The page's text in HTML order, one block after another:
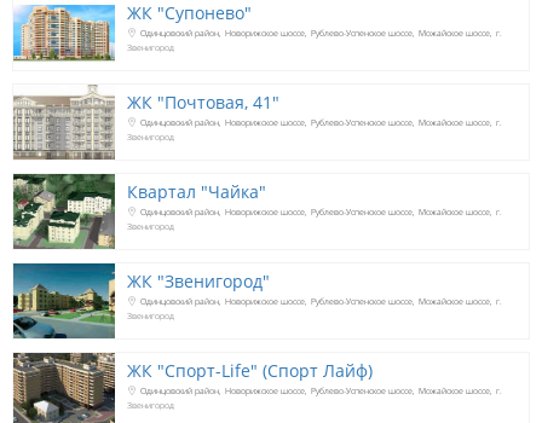
ЖК "Супонево"
Одинцовский район Новорижское шоссе Рублево-Успенское шоссе Можайское шоссе г.
Звенигород
ЖК "Почтовая, 41"
Одинцовский район Новорижское шоссе Рублево-Успенское шоссе Можайское шоссе г.
Звенигород
Квартал "Чайка"
Одинцовский район Новорижское шоссе Рублево-Успенское шоссе Можайское шоссе г.
Звенигород
ЖК "Звенигород"
Одинцовский район Новорижское шоссе Рублево-Успенское шоссе Можайское шоссе г.
Звенигород
ЖК "Спорт-Life" (Спорт Лайф)
Одинцовский район Новорижское шоссе Рублево-Успенское шоссе Можайское шоссе г.
Звенигород